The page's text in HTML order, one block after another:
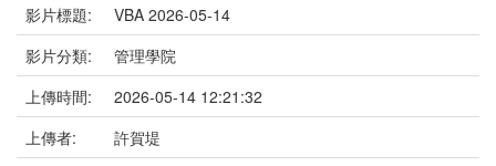
影片標題:
VBA 2026-05-14
影片分類:
管理學院
上傳時間:
2026-05-14 12:21:32
上傳者:
許賀堤